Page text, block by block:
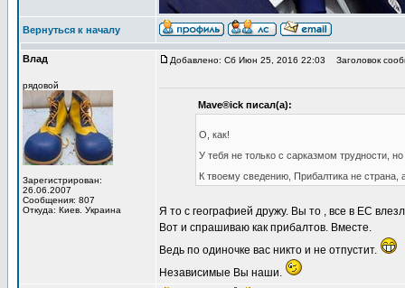
Вернуться к началу
Влад
рядовой
Зарегистрирован:
26.06.2007
Сообщения: 807
Откуда: Киев. Украина
Добавлено: Сб Июн 25, 2016 22:03 Заголовок
Mave®ick писал(а):
О, как!
У тебя не только с сарказмом трудности,
К твоему сведению, Прибалтика не
Я то с географией дружу. Вы то , все в ЕС
Вот и спрашиваю как прибалтов. Вместе.
Ведь по одиночке вас никто и не отпустит.
Независимые Вы наши.